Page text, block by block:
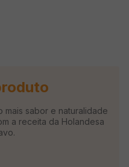
mais sabor e naturalidade
a receita da Holandesa